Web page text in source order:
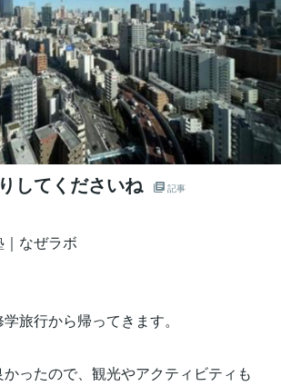
してくださいね 記事
なぜラボ
旅行から帰ってきます。
ったので、観光やアクティビティも